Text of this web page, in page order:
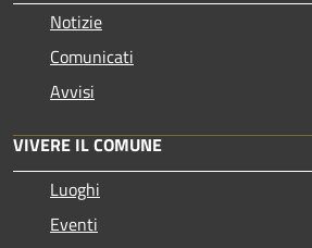
Notizie
Comunicati
Avvisi
VIVERE IL COMUNE
Luoghi
Eventi